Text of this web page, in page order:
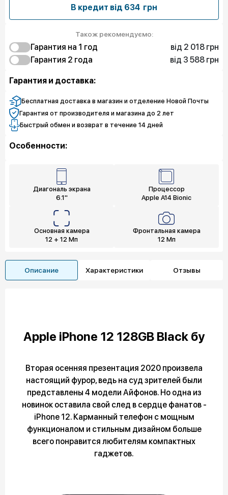
В кредит від 634 грн
Також рекомендуємо:
Гарантия на 1 год
від 2 018 грн
Защита от дефектов
2 018 грн
Полная защита
Гарантия 2 года
від 3 588 грн
Защита экрана
Полная защита
5 606 грн
Гарантия и доставка:
Бесплатная доставка в магазин и отделение Новой Почты
Гарантия от производителя и магазина до 2 лет
Быстрый обмен и возврат в течение 14 дней
Особенности:
Диагональ экрана
6.1"
Процессор
Apple A14 Bionic
Основная камера
12 + 12 Мп
Фронтальная камера
12 Мп
Описание Характеристики Отзывы
Apple iPhone 12 128GB Black бу
Вторая осенняя презентация 2020 произвела
настоящий фурор, ведь на суд зрителей были
представлены 4 модели Айфонов. Но одна из
новинок оставила свой след в сердце фанатов -
iPhone 12. Карманный телефон с мощным
функционалом и стильным дизайном больше
всего понравится любителям компактных
гаджетов.